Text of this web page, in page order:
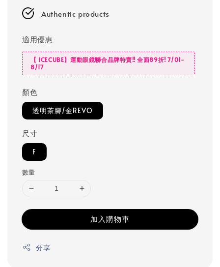
Authentic products
適用優惠
【 ICECUBE】運動眼鏡聯合品牌特賣‼️ 全面89折! 7/01-
8/17
顏色
透明茶腳/金REVO
尺寸
F
數量
加入購物車
分享